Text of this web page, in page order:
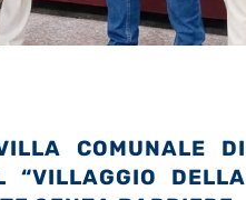
COMUNALE DI
“VILLAGGIO DELLA